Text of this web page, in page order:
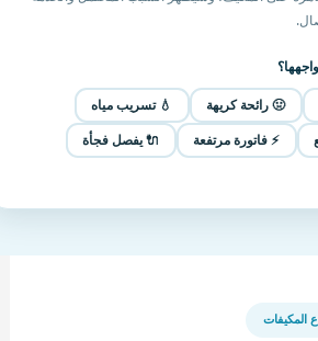
🤢 رائحة كريهة
💧 تسريب مياه
⚡ فاتورة مرتفعة 🔌 يفصل فجأة
المكيفات